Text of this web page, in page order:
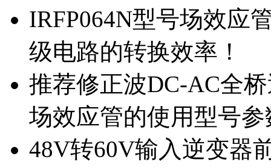
IRFP064N型号场效应
级电路的转换效率！
推荐修正波DC-AC全
场效应管的使用型号参
48V转60V输入逆变器